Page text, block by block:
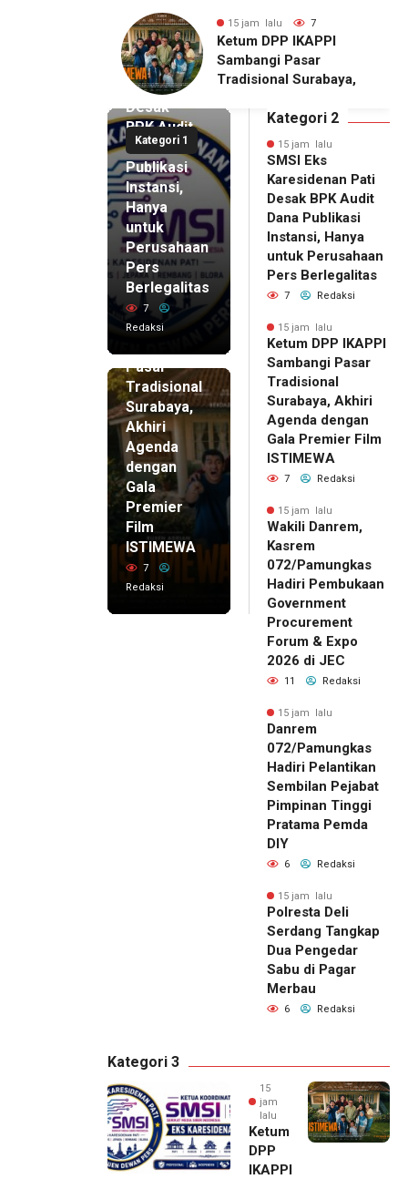
15 jam lalu 11
Wakili Danrem, Kasrem
072/Pamungkas Hadiri
Pembukaan Government
Expo 2026 di JEC
Kategori 1
15 jam lalu
SMSI Eks
Karesidenan
Pati
Desak
BPK Audit
Dana
Publikasi
Instansi,
Hanya
untuk
Perusahaan
Pers
Berlegalitas
7
Redaksi
15 jam lalu
Ketum
DPP
IKAPPI
Pasar
Tradisional
Surabaya,
Akhiri
Agenda
dengan
Gala
Premier
Film
ISTIMEWA
7
Redaksi
Kategori 2
15 jam lalu
SMSI Eks
Karesidenan Pati
Desak BPK Audit
Dana Publikasi
Instansi, Hanya
untuk Perusahaan
Pers Berlegalitas
7 Redaksi
15 jam lalu
Ketum DPP IKAPPI
Sambangi Pasar
Tradisional
Surabaya, Akhiri
Agenda dengan
Gala Premier Film
ISTIMEWA
7 Redaksi
15 jam lalu
Wakili Danrem,
Kasrem
072/Pamungkas
Hadiri Pembukaan
Government
Procurement
Forum & Expo
2026 di JEC
11 Redaksi
15 jam lalu
Danrem
072/Pamungkas
Hadiri Pelantikan
Sembilan Pejabat
Pimpinan Tinggi
Pratama Pemda
DIY
6 Redaksi
15 jam lalu
Polresta Deli
Serdang Tangkap
Dua Pengedar
Sabu di Pagar
Merbau
6 Redaksi
Kategori 3
15
jam
lalu
Ketum
DPP
IKAPPI